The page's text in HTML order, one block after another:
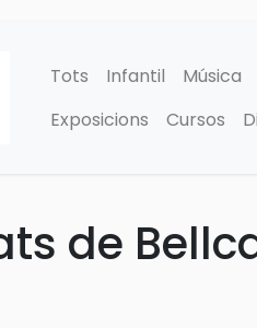
Tots Infantil Música
Exposicions
Cursos
de